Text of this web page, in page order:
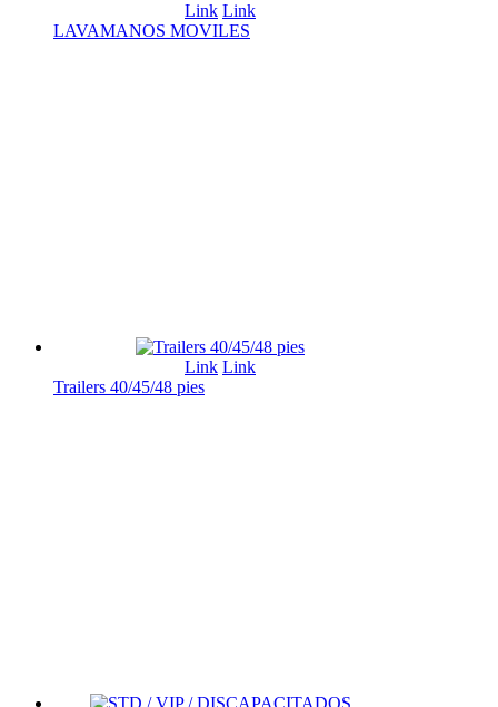
Link Link
LAVAMANOS MOVILES
Link Link
Trailers 40/45/48 pies